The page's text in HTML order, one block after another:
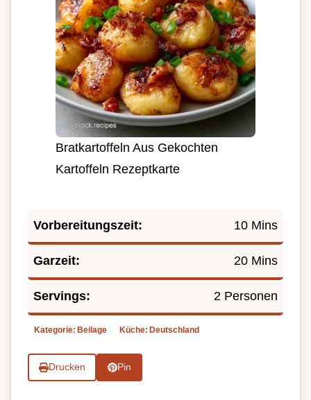
Bratkartoffeln Aus Gekochten
Kartoffeln Rezeptkarte
Vorbereitungszeit: 10 Mins
Garzeit: 20 Mins
Servings: 2 Personen
Kategorie: Beilage Küche: Deutschland
Drucken Pin